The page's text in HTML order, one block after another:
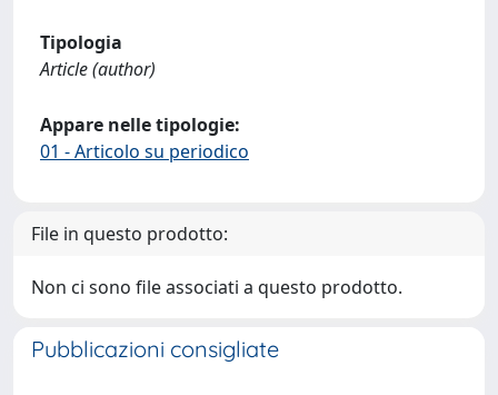
Tipologia
Article (author)
Appare nelle tipologie:
01 - Articolo su periodico
File in questo prodotto:
Non ci sono file associati a questo prodotto.
Pubblicazioni consigliate